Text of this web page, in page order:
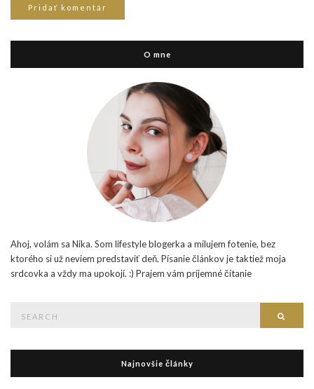
O mne
Ahoj, volám sa Nika. Som lifestyle blogerka a milujem fotenie, bez
ktorého si už neviem predstaviť deň. Písanie článkov je taktiež moja
srdcovka a vždy ma upokojí. :) Prajem vám príjemné čítanie
Najnovšie články